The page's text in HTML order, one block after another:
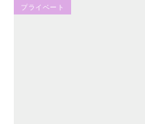
プライベート